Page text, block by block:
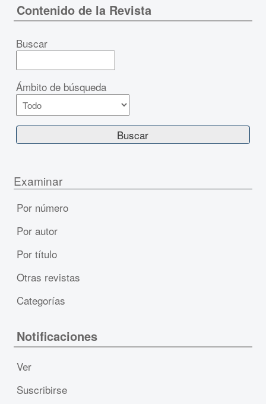
Contenido de la Revista
Buscar
Ámbito de búsqueda
Examinar
Por número
Por autor
Por título
Otras revistas
Categorías
Notificaciones
Ver
Suscribirse